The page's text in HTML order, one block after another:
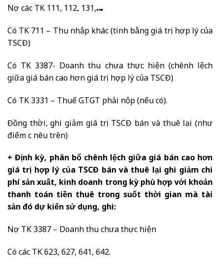
Nợ các TK 111, 112, 131,…
Có TK 711 – Thu nhập khác (tính bằng giá trị hợp lý của
TSCĐ)
Có TK 3387- Doanh thu chưa thực hiện (chênh lệch
giữa giá bán cao hơn giá trị hợp lý của TSCĐ)
Có TK 3331 – Thuế GTGT phải nộp (nếu có).
Đồng thời, ghi giảm giá trị TSCĐ bán và thuê lại (như
điểm c nêu trên)
+ Định kỳ, phân bổ chênh lệch giữa giá bán cao hơn
giá trị hợp lý của TSCĐ bán và thuê lại ghi giảm chi
phí sản xuất, kinh doanh trong kỳ phù hợp với khoản
thanh toán tiền thuê trong suốt thời gian mà tài
sản đó dự kiến sử dụng, ghi:
Nợ TK 3387 – Doanh thu chưa thực hiện
Có các TK 623, 627, 641, 642.